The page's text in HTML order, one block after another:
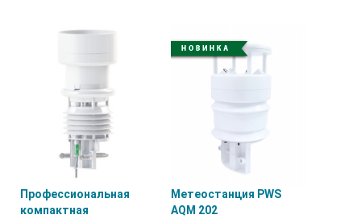
Профессиональная
компактная
Метеостанция PWS
AQM 202